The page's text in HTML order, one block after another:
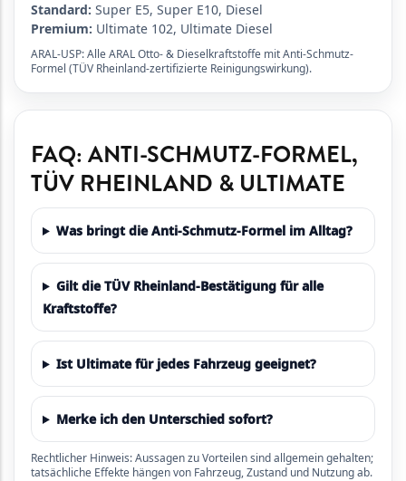
Standard: Super E5, Super E10, Diesel
Premium: Ultimate 102, Ultimate Diesel
ARAL-USP: Alle ARAL Otto- & Dieselkraftstoffe mit Anti-Schmutz-
Formel (TÜV Rheinland-zertifizierte Reinigungswirkung).
FAQ: ANTI-SCHMUTZ-FORMEL,
TÜV RHEINLAND & ULTIMATE
Was bringt die Anti-Schmutz-Formel im Alltag?
Gilt die TÜV Rheinland-Bestätigung für alle
Kraftstoffe?
Ist Ultimate für jedes Fahrzeug geeignet?
Merke ich den Unterschied sofort?
Rechtlicher Hinweis: Aussagen zu Vorteilen sind allgemein gehalten;
tatsächliche Effekte hängen von Fahrzeug, Zustand und Nutzung ab.